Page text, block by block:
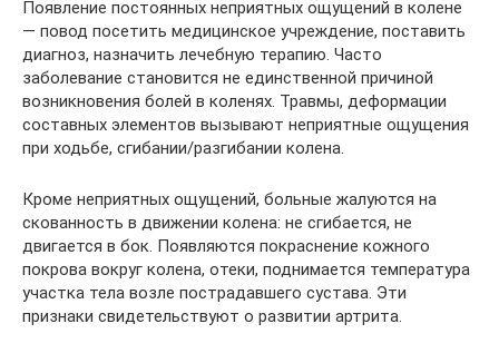
Появление постоянных неприятных ощущений в колене
— повод посетить медицинское учреждение, поставить
диагноз, назначить лечебную терапию. Часто
заболевание становится не единственной причиной
возникновения болей в коленях. Травмы, деформации
составных элементов вызывают неприятные ощущения
при ходьбе, сгибании/разгибании колена.
Кроме неприятных ощущений, больные жалуются на
скованность в движении колена: не сгибается, не
двигается в бок. Появляются покраснение кожного
покрова вокруг колена, отеки, поднимается температура
участка тела возле пострадавшего сустава. Эти
признаки свидетельствуют о развитии артрита.